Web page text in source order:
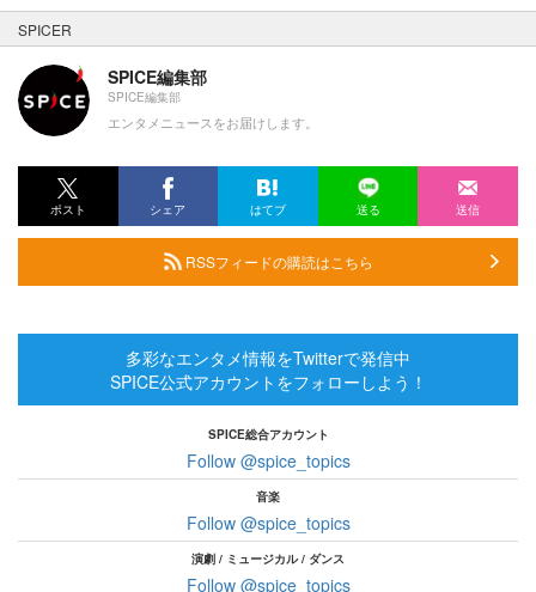
SPICER
SPICE編集部
SPICE編集部
エンタメニュースをお届けします。
ポスト シェア はてブ 送る 送信
RSSフィードの購読はこちら
多彩なエンタメ情報をTwitterで発信中
SPICE公式アカウントをフォローしよう！
SPICE総合アカウント
Follow @spice_topics
音楽
Follow @spice_topics
演劇 / ミュージカル / ダンス
Follow @spice_topics